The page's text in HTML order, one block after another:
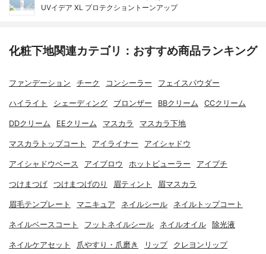
UVイデア XL プロテクショントーンアップ
化粧下地関連カテゴリ：おすすめ商品ランキング
ファンデーション チーク コンシーラー フェイスパウダー
ハイライト シェーディング ブロンザー BBクリーム CCクリーム
DDクリーム EEクリーム マスカラ マスカラ下地
マスカラトップコート アイライナー アイシャドウ
アイシャドウベース アイブロウ ホットビューラー アイプチ
つけまつげ つけまつげのり 眉ティント 眉マスカラ
眉毛テンプレート マニキュア ネイルシール ネイルトップコート
ネイルベースコート フットネイルシール ネイルオイル 除光液
ネイルケアセット 爪やすり・爪磨き リップ クレヨンリップ